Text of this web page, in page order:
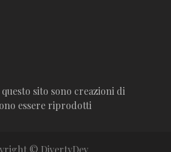
sito sono creazioni di
essere riprodotti
© DivertyDev